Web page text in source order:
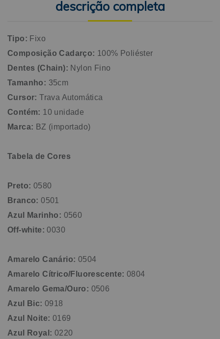
descrição completa
Tipo: Fixo
Composição Cadarço: 100% Poliéster
Dentes (Chain): Nylon Fino
Tamanho: 35cm
Cursor: Trava Automática
Contém: 10 unidade
Marca: BZ (importado)
Tabela de Cores
Preto: 0580
Branco: 0501
Azul Marinho: 0560
Off-white: 0030
Amarelo Canário: 0504
Amarelo Cítrico/Fluorescente: 0804
Amarelo Gema/Ouro: 0506
Azul Bic: 0918
Azul Noite: 0169
Azul Royal: 0220